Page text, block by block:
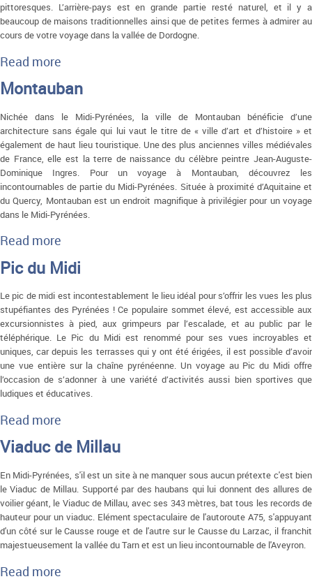
pittoresques. L’arrière-pays est en grande partie resté naturel, et il y a
beaucoup de maisons traditionnelles ainsi que de petites fermes à admirer au
cours de votre voyage dans la vallée de Dordogne.
Read more
Montauban
Nichée dans le Midi-Pyrénées, la ville de Montauban bénéficie d’une
architecture sans égale qui lui vaut le titre de « ville d’art et d’histoire » et
également de haut lieu touristique. Une des plus anciennes villes médiévales
de France, elle est la terre de naissance du célèbre peintre Jean-Auguste-
Dominique Ingres. Pour un voyage à Montauban, découvrez les
incontournables de partie du Midi-Pyrénées. Située à proximité d’Aquitaine et
du Quercy, Montauban est un endroit magnifique à privilégier pour un voyage
dans le Midi-Pyrénées.
Read more
Pic du Midi
Le pic de midi est incontestablement le lieu idéal pour s’offrir les vues les plus
stupéfiantes des Pyrénées ! Ce populaire sommet élevé, est accessible aux
excursionnistes à pied, aux grimpeurs par l’escalade, et au public par le
téléphérique. Le Pic du Midi est renommé pour ses vues incroyables et
uniques, car depuis les terrasses qui y ont été érigées, il est possible d’avoir
une vue entière sur la chaîne pyrénéenne. Un voyage au Pic du Midi offre
l’occasion de s’adonner à une variété d’activités aussi bien sportives que
ludiques et éducatives.
Read more
Viaduc de Millau
En Midi-Pyrénées, s'il est un site à ne manquer sous aucun prétexte c'est bien
le Viaduc de Millau. Supporté par des haubans qui lui donnent des allures de
voilier géant, le Viaduc de Millau, avec ses 343 mètres, bat tous les records de
hauteur pour un viaduc. Elément spectaculaire de l'autoroute A75, s'appuyant
d'un côté sur le Causse rouge et de l'autre sur le Causse du Larzac, il franchit
majestueusement la vallée du Tarn et est un lieu incontournable de l'Aveyron.
Read more